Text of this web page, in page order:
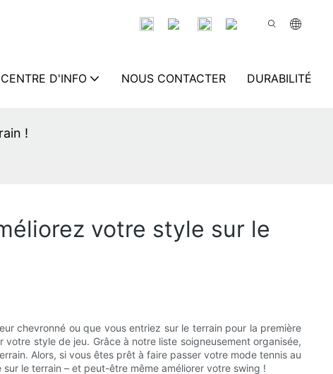
CENTRE D'INFO NOUS CONTACTER DURABILITÉ
!
votre style sur le
chevronné ou que vous entriez sur le terrain pour la première
style de jeu. Grâce à notre liste soigneusement organisée,
Alors, si vous êtes prêt à faire passer votre mode tennis au
le terrain – et peut-être même améliorer votre swing !